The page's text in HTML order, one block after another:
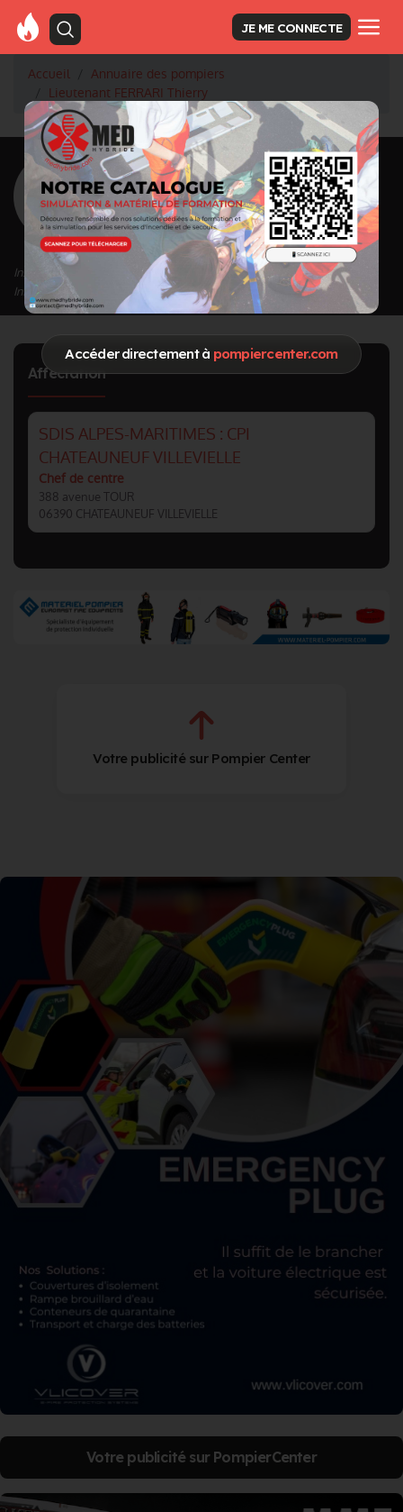
Accéder directement à pompiercenter.com
JE ME CONNECTE
Accueil
Annuaire des pompiers
Lieutenant FERRARI Thierry
<Retour à la liste des pompiers
FERRARI
Thierry
Grade : Lieutenant
Inscrit depuis le 22/09/2020 à 10:13
Informations mises à jour le 29/09/2020 à 23:41
Affectation
SDIS ALPES-MARITIMES : CPI
CHATEAUNEUF VILLEVIELLE
Chef de centre
388 avenue TOUR
06390 CHATEAUNEUF VILLEVIELLE
Votre publicité sur Pompier Center
Votre publicité sur PompierCenter